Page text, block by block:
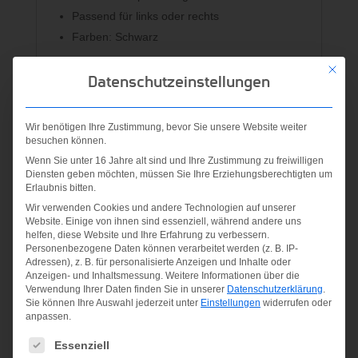
Passend für links oder rechts
Farben: Schwarz
Material:
65% Polyester, 25% Gummi 10% Nylon
Ähnliche Produkte
Angebot!
9092/58
Mit
Datenschutzeinstellungen
Wir benötigen Ihre Zustimmung, bevor Sie unsere Website weiter
besuchen können.
Wenn Sie unter 16 Jahre alt sind und Ihre Zustimmung zu freiwilligen
Diensten geben möchten, müssen Sie Ihre Erziehungsberechtigten um
Erlaubnis bitten.
Wir verwenden Cookies und andere Technologien auf unserer
Website. Einige von ihnen sind essenziell, während andere uns
helfen, diese Website und Ihre Erfahrung zu verbessern.
Personenbezogene Daten können verarbeitet werden (z. B. IP-
Adressen), z. B. für personalisierte Anzeigen und Inhalte oder
Anzeigen- und Inhaltsmessung. Weitere Informationen über die
Verwendung Ihrer Daten finden Sie in unserer Datenschutzerklärung.
Sie können Ihre Auswahl jederzeit unter Einstellungen widerrufen oder
anpassen.
Es folgt eine Liste der Service-Gruppen, für die eine
Essenziell